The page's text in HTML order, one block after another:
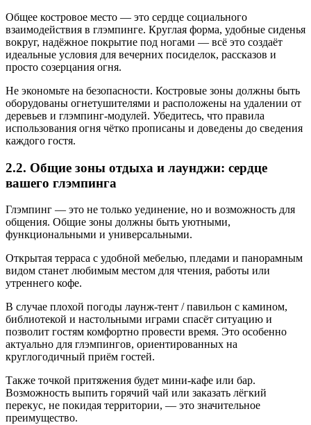
Общее костровое место — это сердце социального
взаимодействия в глэмпинге. Круглая форма, удобные сиденья
вокруг, надёжное покрытие под ногами — всё это создаёт
идеальные условия для вечерних посиделок, рассказов и
просто созерцания огня.
Не экономьте на безопасности. Костровые зоны должны быть
оборудованы огнетушителями и расположены на удалении от
деревьев и глэмпинг-модулей. Убедитесь, что правила
использования огня чётко прописаны и доведены до сведения
каждого гостя.
2.2. Общие зоны отдыха и лаунджи: сердце
вашего глэмпинга
Глэмпинг — это не только уединение, но и возможность для
общения. Общие зоны должны быть уютными,
функциональными и универсальными.
Открытая терраса с удобной мебелью, пледами и панорамным
видом станет любимым местом для чтения, работы или
утреннего кофе.
В случае плохой погоды лаунж-тент / павильон с камином,
библиотекой и настольными играми спасёт ситуацию и
позволит гостям комфортно провести время. Это особенно
актуально для глэмпингов, ориентированных на
круглогодичный приём гостей.
Также точкой притяжения будет мини-кафе или бар.
Возможность выпить горячий чай или заказать лёгкий
перекус, не покидая территории, — это значительное
преимущество.